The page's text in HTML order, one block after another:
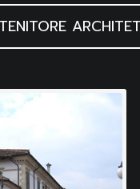
Ce fastu?, 1980, a. 56,
rurale in Italia e